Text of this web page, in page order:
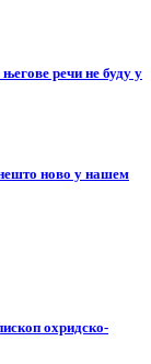
речи не буду у
ново у нашем
охридско-